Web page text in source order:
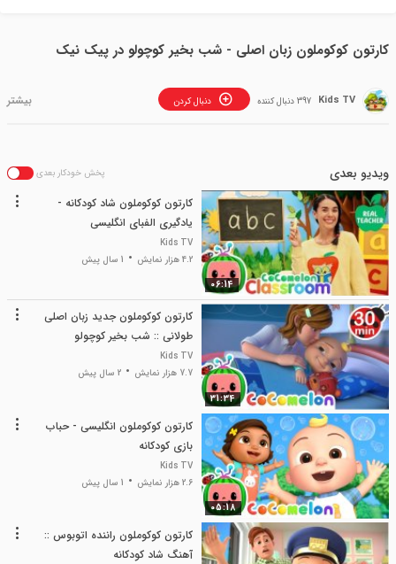
کارتون کوکوملون زبان اصلی - شب بخیر کوچولو در پیک نیک
Kids TV دنبال کردن 397 دنبال کننده
ویدیو بعدی پخش خودکار بعدی
06:14
کارتون کوکوملون شاد کودکانه -
یادگیری الفبای انگلیسی
Kids TV
4.2 هزار نمایش
1 سال پیش
31:34
کارتون کوکوملون جدید زبان اصلی
طولانی :: شب بخیر کوچولو
Kids TV
7.7 هزار نمایش
2 سال پیش
05:18
کارتون کوکوملون انگلیسی - حباب
بازی کودکانه
Kids TV
2.6 هزار نمایش
1 سال پیش
کارتون کوکوملون راننده اتوبوس ::
آهنگ شاد کودکانه